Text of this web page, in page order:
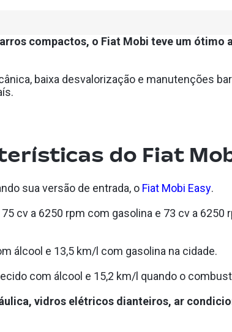
compactos, o Fiat Mobi teve um ótimo
baixa desvalorização e manutenções
do Fiat
sua versão de entrada, o Fiat Mobi Easy.
cv a 6250 rpm com gasolina e 73 cv a 6250
álcool e 13,5 km/l com gasolina na cidade.
com álcool e 15,2 km/l quando o
vidros elétricos dianteiros, ar